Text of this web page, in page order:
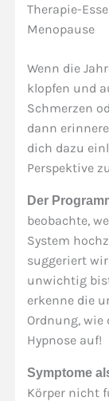
Therapie-
Menopause
Wenn die
klopfen und
Schmerzen
dann
dich dazu
Perspektive
Der
beobachte,
System
suggeriert
unwichtig
erkenne die
Ordnung, wie
Hypnose auf!
Symptome
Körper nicht